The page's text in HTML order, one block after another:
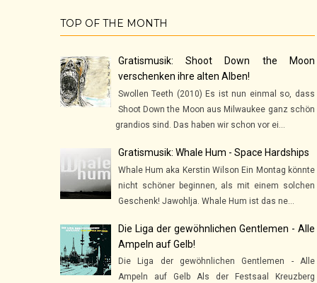
TOP OF THE MONTH
Gratismusik: Shoot Down the Moon
verschenken ihre alten Alben!
Swollen Teeth (2010) Es ist nun einmal so, dass
Shoot Down the Moon aus Milwaukee ganz schön
grandios sind. Das haben wir schon vor ei...
Gratismusik: Whale Hum - Space Hardships
Whale Hum aka Kerstin Wilson Ein Montag könnte
nicht schöner beginnen, als mit einem solchen
Geschenk! Jawohlja. Whale Hum ist das ne...
Die Liga der gewöhnlichen Gentlemen - Alle
Ampeln auf Gelb!
Die Liga der gewöhnlichen Gentlemen - Alle
Ampeln auf Gelb Als der Festsaal Kreuzberg